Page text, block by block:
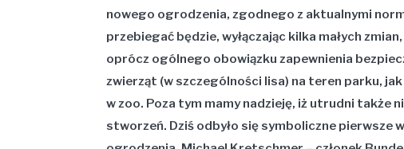
nowego ogrodzenia, zgodnego z aktualnymi
przebiegać będzie, wyłączając kilka małych
oprócz ogólnego obowiązku zapewnienia
zwierząt (w szczególności lisa) na teren parku,
w zoo. Poza tym mamy nadzieję, iż utrudni także
stworzeń. Dziś odbyło się symboliczne pierwsze